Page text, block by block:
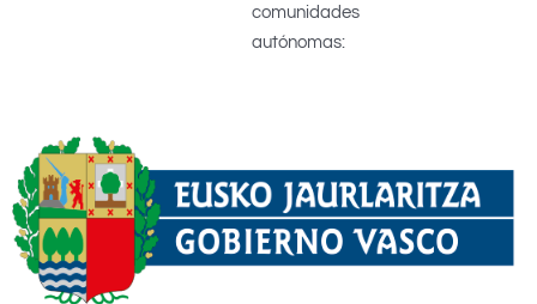
comunidades
autónomas: